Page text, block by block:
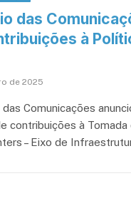
das
à
de 2025
Comunicações
contribuições à
– Eixo de